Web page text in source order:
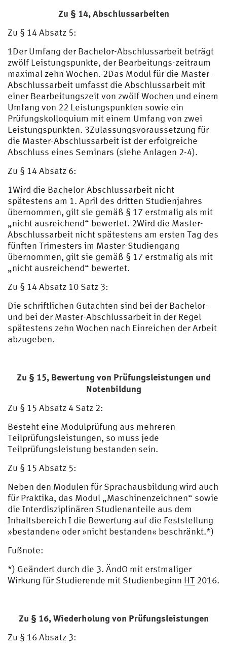
Zu § 14,Abschlussarbeiten
Zu § 14 Absatz 5:
1Der Umfang der Bachelor-Abschlussarbeit beträgt
zwölf Leistungspunkte, der Bearbeitungs-zeitraum
maximal zehn Wochen. 2Das Modul für die Master-
Abschlussarbeit umfasst die Abschlussarbeit mit
einer Bearbeitungszeit von zwölf Wochen und einem
Umfang von 22 Leistungspunkten sowie ein
Prüfungskolloquium mit einem Umfang von zwei
Leistungspunkten. 3Zulassungsvoraussetzung für
die Master-Abschlussarbeit ist der erfolgreiche
Abschluss eines Seminars (siehe Anlagen 2-4).
Zu § 14 Absatz 6:
1Wird die Bachelor-Abschlussarbeit nicht
spätestens am 1. April des dritten Studienjahres
übernommen, gilt sie gemäß § 17 erstmalig als mit
„nicht ausreichend“ bewertet. 2Wird die Master-
Abschlussarbeit nicht spätestens am ersten Tag des
fünften Trimesters im Master-Studiengang
übernommen, gilt sie gemäß § 17 erstmalig als mit
„nicht ausreichend“ bewertet.
Zu § 14 Absatz 10 Satz 3:
Die schriftlichen Gutachten sind bei der Bachelor-
und bei der Master-Abschlussarbeit in der Regel
spätestens zehn Wochen nach Einreichen der Arbeit
abzugeben.
Zu § 15, Bewertung von Prüfungsleistungen und
Notenbildung
Zu § 15 Absatz 4 Satz 2:
Besteht eine Modulprüfung aus mehreren
Teilprüfungsleistungen, so muss jede
Teilprüfungsleistung bestanden sein.
Zu § 15 Absatz 5:
Neben den Modulen für Sprachausbildung wird auch
für Praktika, das Modul „Maschinenzeichnen“ sowie
die Interdisziplinären Studienanteile aus dem
Inhaltsbereich I die Bewertung auf die Feststellung
»bestanden« oder »nicht bestanden« beschränkt.*)
Fußnote:
*) Geändert durch die 3. ÄndO mit erstmaliger
Wirkung für Studierende mit Studienbeginn HT 2016.
Zu § 16,Wiederholung von Prüfungsleistungen
Zu § 16 Absatz 3: